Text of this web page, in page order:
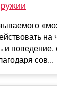
на
и поведение,
сов...